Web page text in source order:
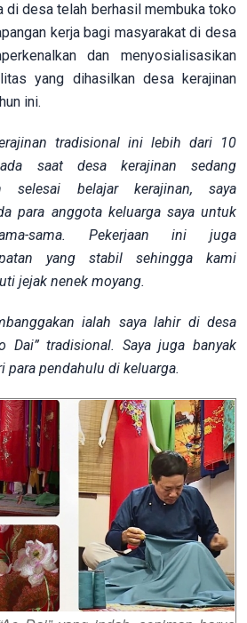
di desa telah berhasil membuka toko
kerja bagi masyarakat di desa
dan menyosialisasikan
yang dihasilkan desa kerajinan
ini.
tradisional ini lebih dari 10
saat desa kerajinan sedang
selesai belajar kerajinan, saya
para anggota keluarga saya untuk
sama. Pekerjaan ini juga
yang stabil sehingga kami
jejak nenek moyang.
ialah saya lahir di desa
Dai” tradisional. Saya juga banyak
para pendahulu di keluarga.